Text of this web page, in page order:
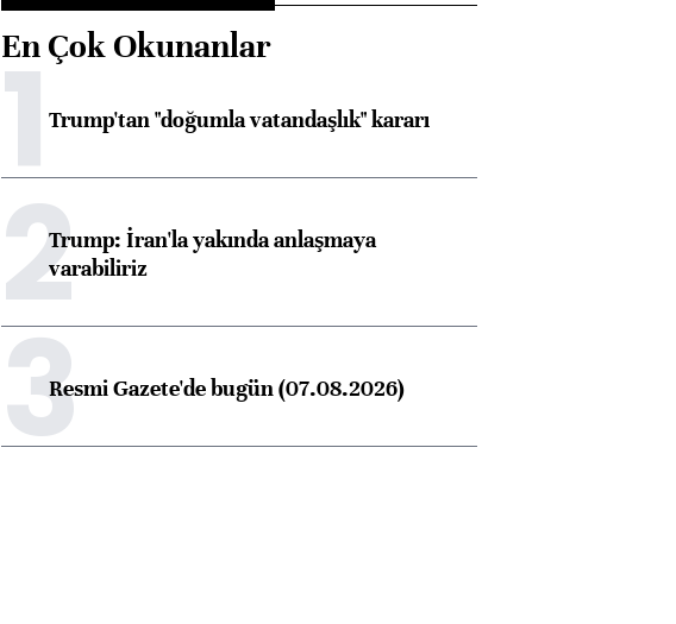
En Çok Okunanlar
1Trump'tan "doğumla vatandaşlık" kararı
2Trump: İran'la yakında anlaşmaya
varabiliriz
3Resmi Gazete'de bugün (07.08.2026)